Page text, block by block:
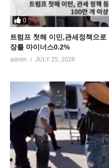
0
트럼프 첫해 이민,관세정책으
장률 마이너스0.2%
admin JULY 25, 2026